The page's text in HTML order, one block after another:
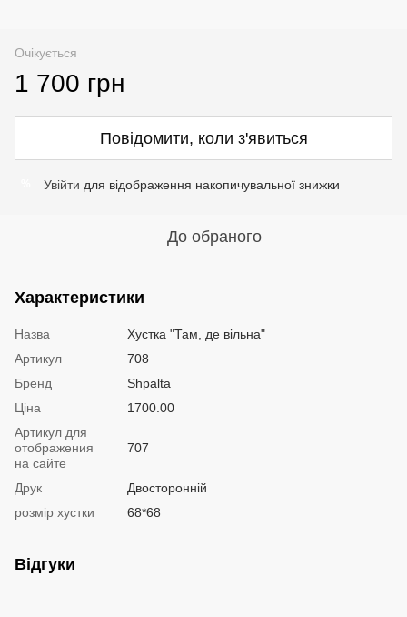
Очікується
1 700 грн
Повідомити, коли з'явиться
Увійти для відображення накопичувальної знижки
До обраного
Характеристики
Назва
Хустка "Там, де вільна"
Артикул
708
Бренд
Shpalta
Ціна
1700.00
Артикул для
отображения
на сайте
707
Друк
Двосторонній
розмір хустки
68*68
Відгуки